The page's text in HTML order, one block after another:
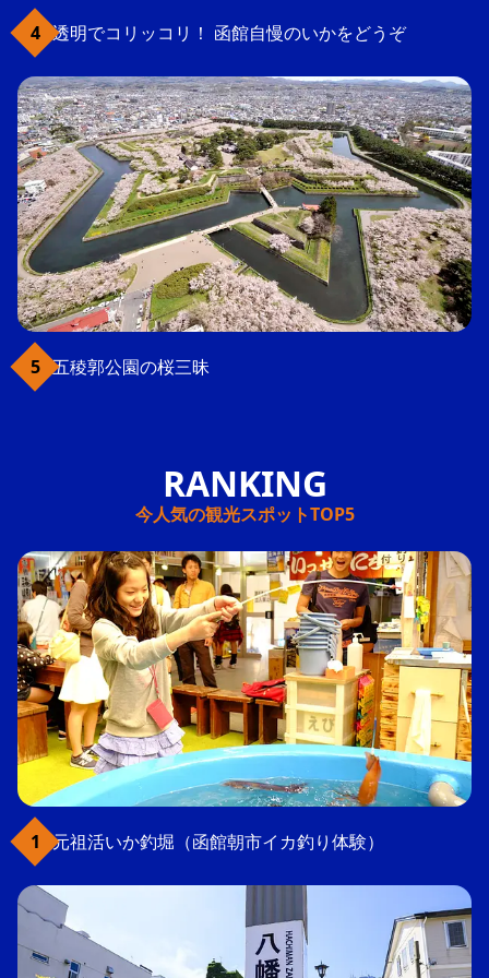
透明でコリッコリ！ 函館自慢のいかをどうぞ
五稜郭公園の桜三昧
今人気の観光スポットTOP5
元祖活いか釣堀（函館朝市イカ釣り体験）